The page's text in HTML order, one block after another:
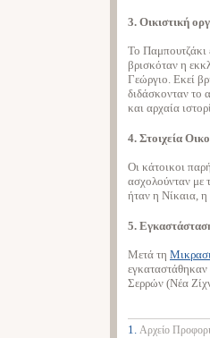
3. Οικιστική
Το Παμπουτζάκι
βρισκόταν η
Γεώργιο. Εκεί
διδάσκονταν το
και αρχαία
4. Στοιχεία
Οι κάτοικοι
ασχολούνταν με
ήταν η Νίκαια,
5.
Μετά τη
Σερρών (Νέα
1. Αρχείο